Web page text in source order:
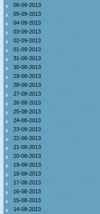
06-09-2013
05-09-2013
04-09-2013
03-09-2013
02-09-2013
01-09-2013
31-08-2013
30-08-2013
29-08-2013
28-08-2013
27-08-2013
26-08-2013
25-08-2013
24-08-2013
23-08-2013
22-08-2013
21-08-2013
20-08-2013
19-08-2013
18-08-2013
17-08-2013
16-08-2013
15-08-2013
14-08-2013